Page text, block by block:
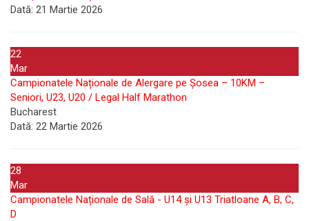
Dată: 21 Martie 2026
22
Mar
Campionatele Naționale de Alergare pe Șosea – 10KM –
Seniori, U23, U20 / Legal Half Marathon
Bucharest
Dată: 22 Martie 2026
28
Mar
Campionatele Naționale de Sală - U14 și U13 Triatloane A, B, C,
D